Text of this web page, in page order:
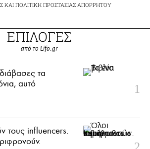
ΚΑΙ ΠΟΛΙΤΙΚΗ ΠΡΟΣΤΑΣΙΑΣ ΑΠΟΡΡΗΤΟΥ
ΕΠΙΛΟΓΕΣ
από το Lifo.gr
τα
αυτό
τους influencers.